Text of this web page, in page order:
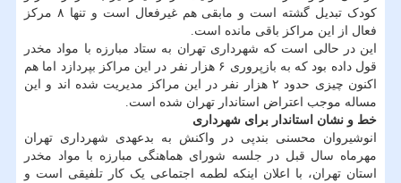
کودک تبدیل گشته است و مابقی هم غیرفعال است و تنها ۸ مرکز
فعال از این مراکز باقی مانده است.
این در حالی است که شهرداری تهران به ستاد مبارزه با مواد مخدر
قول داده بود که به بازپروری ۶ هزار نفر در این مراکز بپردازد اما هم
اکنون چیزی حدود ۲ هزار نفر در این مراکز مدیریت شده اند و این
مساله موجب اعتراض استاندار تهران شده است.
خط و نشان استاندار برای شهرداری
انوشیروان محسنی بندپی در واکنش به بدعهدی شهرداری تهران
مهرماه سال قبل در جلسه شورای هماهنگی مبارزه با مواد مخدر
استان تهران، با اعلان اینکه لطمه اجتماعی یک کار تلفیقی است و